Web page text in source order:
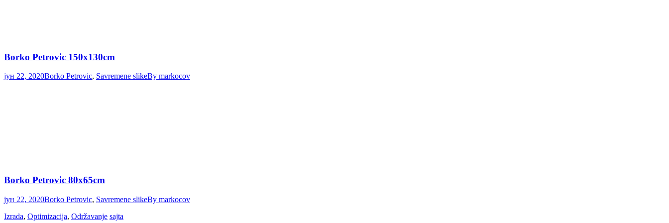
Borko Petrovic 150x130cm
јун 22, 2020Borko Petrovic, Savremene slikeBy markocov
Borko Petrovic 80x65cm
јун 22, 2020Borko Petrovic, Savremene slikeBy markocov
Izrada, Optimizacija, Održavanje sajta